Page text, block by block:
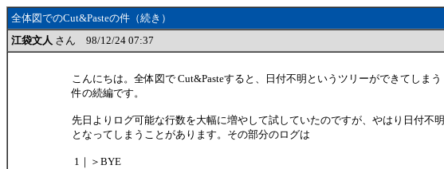
全体図でのCut&Pasteの件（続き）
江袋文人 さん 98/12/24 07:37
こんにちは。全体図で Cut&Pasteすると、日付不明というツリーができてしまう
件の続編です。
先日よりログ可能な行数を大幅に増やして試していたのですが、やはり日付不明
となってしまうことがあります。その部分のログは
1｜＞BYE